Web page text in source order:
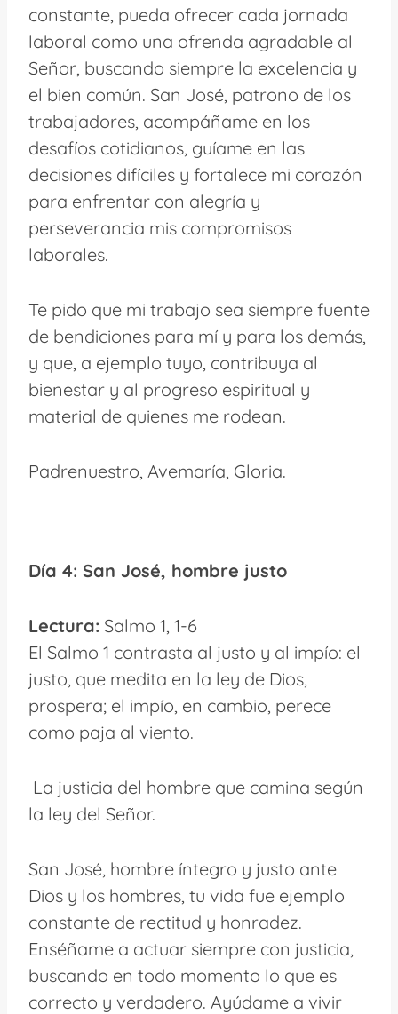
constante, pueda ofrecer cada jornada
laboral como una ofrenda agradable al
Señor, buscando siempre la excelencia y
el bien común. San José, patrono de los
trabajadores, acompáñame en los
desafíos cotidianos, guíame en las
decisiones difíciles y fortalece mi corazón
para enfrentar con alegría y
perseverancia mis compromisos
laborales.
Te pido que mi trabajo sea siempre fuente
de bendiciones para mí y para los demás,
y que, a ejemplo tuyo, contribuya al
bienestar y al progreso espiritual y
material de quienes me rodean.
Padrenuestro, Avemaría, Gloria.
Día 4: San José, hombre justo
Lectura: Salmo 1, 1-6
El Salmo 1 contrasta al justo y al impío: el
justo, que medita en la ley de Dios,
prospera; el impío, en cambio, perece
como paja al viento.
La justicia del hombre que camina según
la ley del Señor.
San José, hombre íntegro y justo ante
Dios y los hombres, tu vida fue ejemplo
constante de rectitud y honradez.
Enséñame a actuar siempre con justicia,
buscando en todo momento lo que es
correcto y verdadero. Ayúdame a vivir